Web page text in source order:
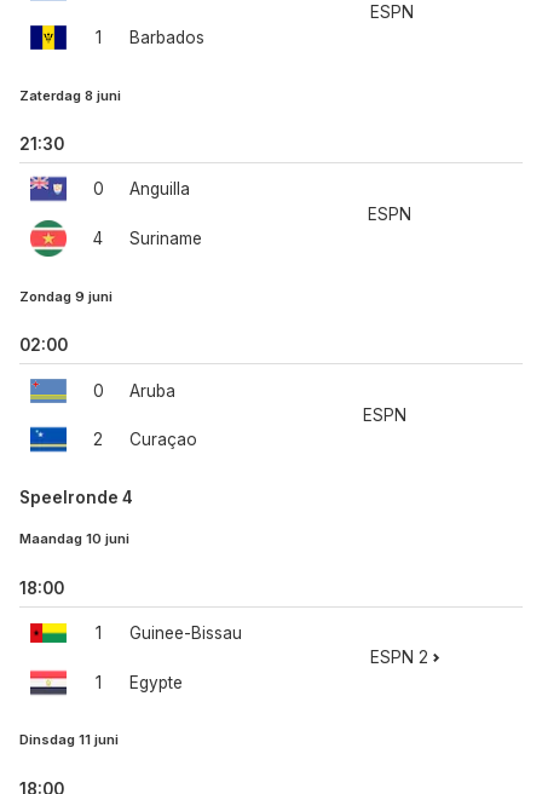
1 Barbados
ESPN
Zaterdag 8 juni
21:30
0
4
Anguilla
Suriname
ESPN
Zondag 9 juni
02:00
0
2
Aruba
Curaçao
ESPN
Speelronde 4
Maandag 10 juni
18:00
1
1
Guinee-Bissau
Egypte
ESPN 2
Dinsdag 11 juni
18:00